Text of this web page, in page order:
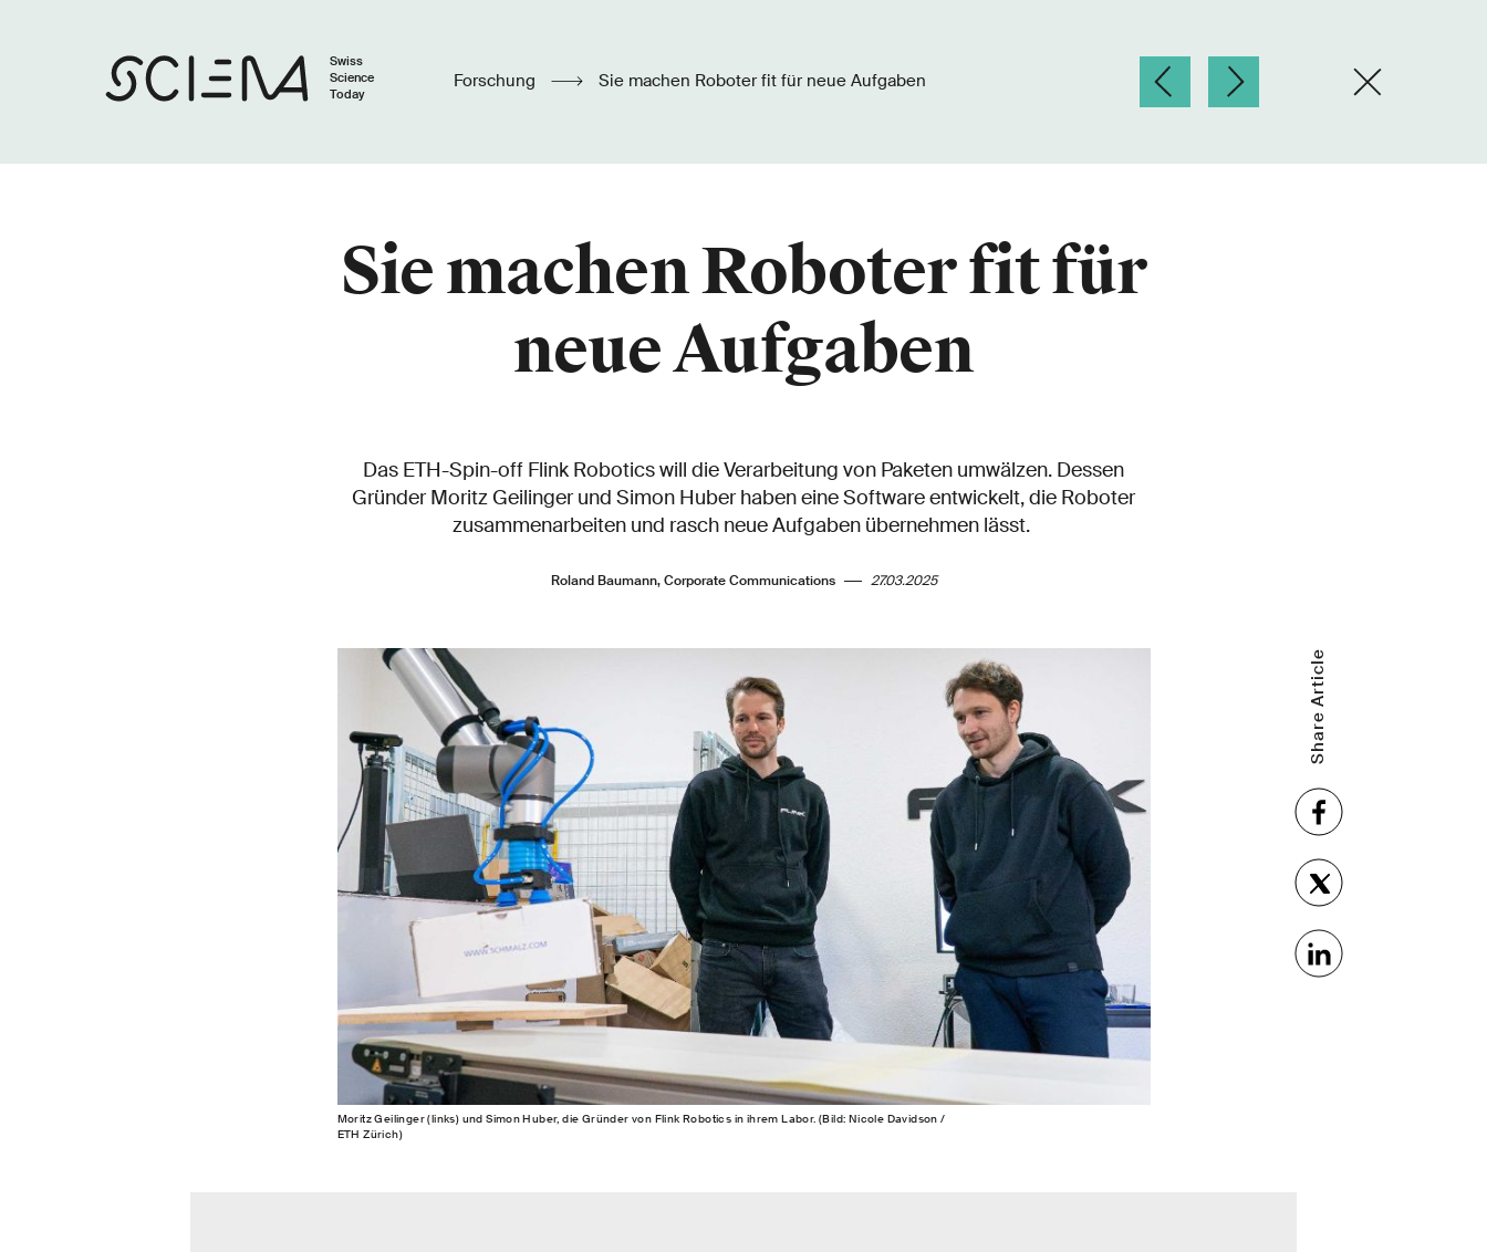
Swiss
Science
Today
Forschung Sie machen Roboter fit für neue Aufgaben
Sie machen Roboter fit für
neue Aufgaben
Das ETH-Spin-off Flink Robotics will die Verarbeitung von Paketen umwälzen. Dessen
Gründer Moritz Geilinger und Simon Huber haben eine Software entwickelt, die Roboter
zusammenarbeiten und rasch neue Aufgaben übernehmen lässt.
Roland Baumann, Corporate Communications 27.03.2025
Moritz Geilinger (links) und Simon Huber, die Gründer von Flink Robotics in ihrem Labor. (Bild: Nicole Davidson /
ETH Zürich)
Share Article